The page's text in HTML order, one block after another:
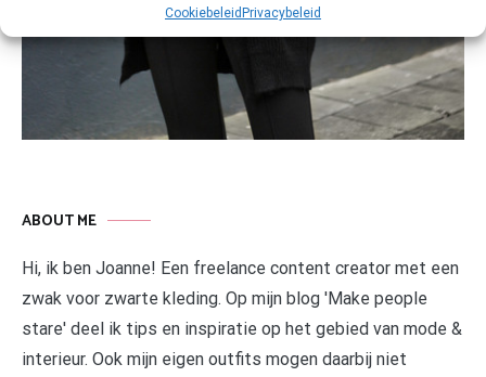
CookiebeleidPrivacybeleid
ABOUT ME
Hi, ik ben Joanne! Een freelance content creator met een
zwak voor zwarte kleding. Op mijn blog 'Make people
stare' deel ik tips en inspiratie op het gebied van mode &
interieur. Ook mijn eigen outfits mogen daarbij niet